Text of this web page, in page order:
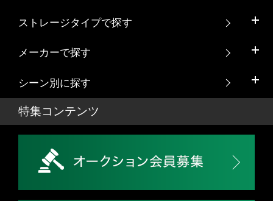
ストレージタイプで探す
メーカーで探す
シーン別に探す
特集コンテンツ